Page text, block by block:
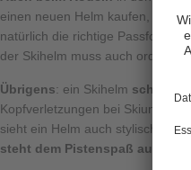
einen neuen Helm kaufen, denn
natürlich die richtige Passform
der Skihelm muss auch
Übrigens: ein Skihelm schützt
Kopfverletzungen bei
sieht ein Helm auch stylisch aus
steht dem Pistenspaß auf